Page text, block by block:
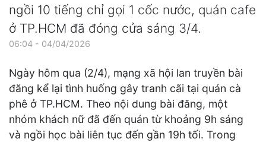
ngồi 10 tiếng chỉ gọi 1 cốc nước, quán cafe
ở TP.HCM đã đóng cửa sáng 3/4.
06:04 - 04/04/2026
Ngày hôm qua (2/4), mạng xã hội lan truyền bài
đăng kể lại tình huống gây tranh cãi tại quán cà
phê ở TP.HCM. Theo nội dung bài đăng, một
nhóm khách nữ đã đến quán từ khoảng 9h sáng
và ngồi học bài liên tục đến gần 19h tối. Trong